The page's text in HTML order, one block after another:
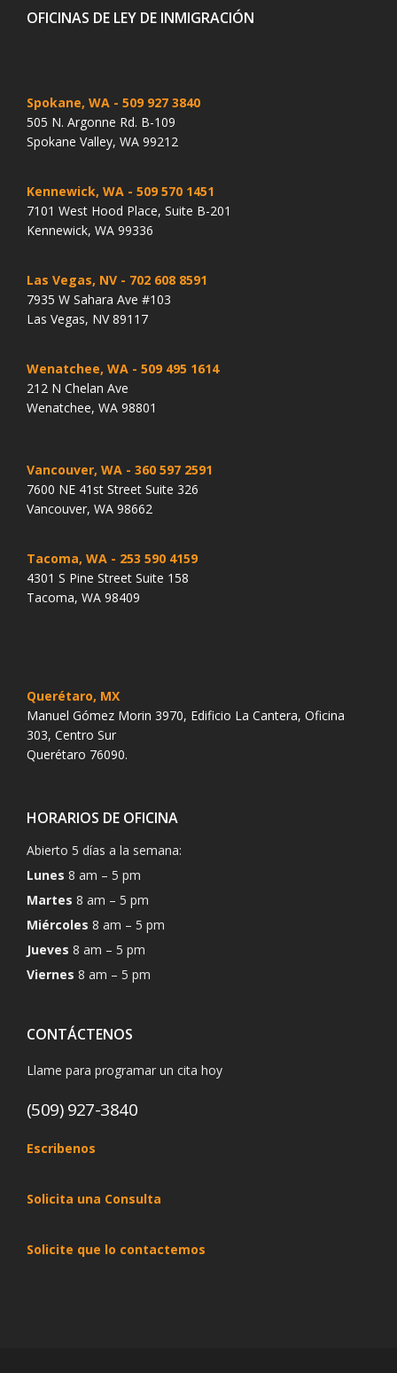
OFICINAS DE LEY DE INMIGRACIÓN
Spokane, WA - 509 927 3840
505 N. Argonne Rd. B-109
Spokane Valley, WA 99212
Kennewick, WA - 509 570 1451
7101 West Hood Place, Suite B-201
Kennewick, WA 99336
Las Vegas, NV - 702 608 8591
7935 W Sahara Ave #103
Las Vegas, NV 89117
Wenatchee, WA - 509 495 1614
212 N Chelan Ave
Wenatchee, WA 98801
Vancouver, WA - 360 597 2591
7600 NE 41st Street Suite 326
Vancouver, WA 98662
Tacoma, WA - 253 590 4159
4301 S Pine Street Suite 158
Tacoma, WA 98409
Querétaro, MX
Manuel Gómez Morin 3970, Edificio La Cantera, Oficina
303, Centro Sur
Querétaro 76090.
HORARIOS DE OFICINA
Abierto 5 días a la semana:
Lunes 8 am – 5 pm
Martes 8 am – 5 pm
Miércoles 8 am – 5 pm
Jueves 8 am – 5 pm
Viernes 8 am – 5 pm
CONTÁCTENOS
Llame para programar un cita hoy
(509) 927-3840
Escribenos
Solicita una Consulta
Solicite que lo contactemos